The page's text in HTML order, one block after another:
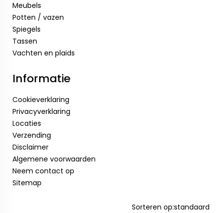
Meubels
Potten / vazen
Spiegels
Tassen
Vachten en plaids
Informatie
Cookieverklaring
Privacyverklaring
Locaties
Verzending
Disclaimer
Algemene voorwaarden
Neem contact op
Sitemap
Sorteren op:standaard